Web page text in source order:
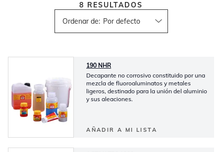
Ordenar de:
8 RESULTADOS
190 NHR
Decapante no corrosivo constituido por una
mezcla de fluoroaluminatos y metales
ligeros, destinado para la unión del aluminio
y sus aleaciones.
AÑADIR A MI LISTA